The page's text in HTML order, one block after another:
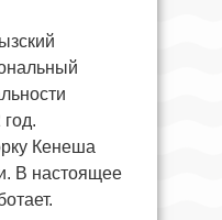
Кенеша
В настоящее